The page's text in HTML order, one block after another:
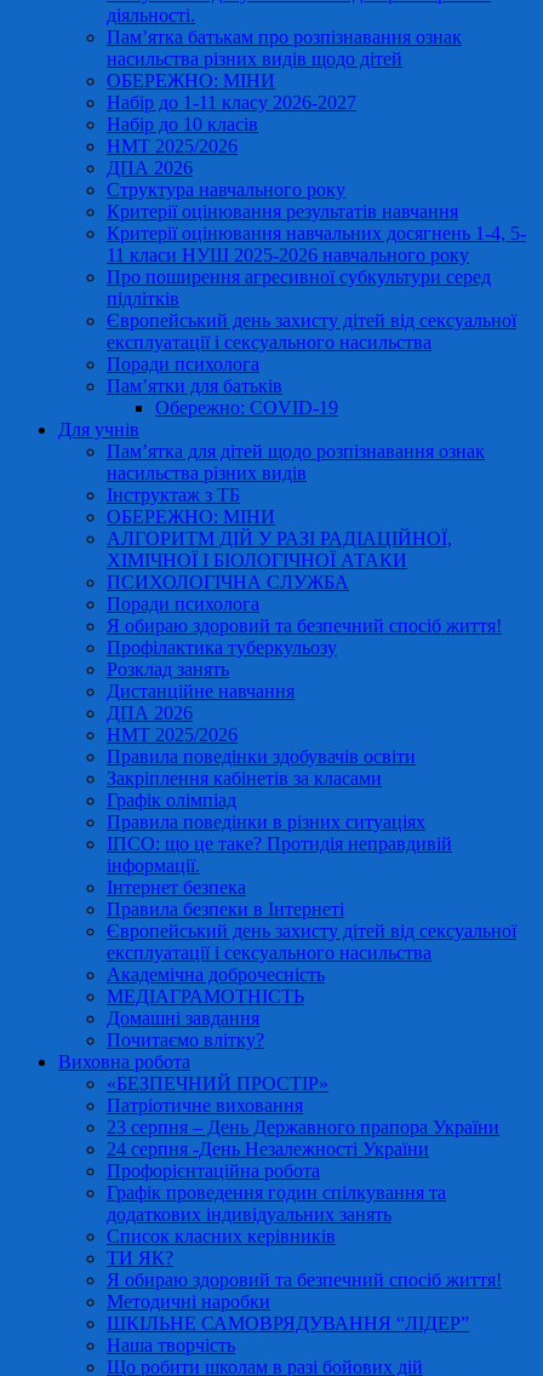
діяльності.
Пам’ятка батькам про розпізнавання ознак
насильства різних видів щодо дітей
ОБЕРЕЖНО: МІНИ
Набір до 1-11 класу 2026-2027
Набір до 10 класів
НМТ 2025/2026
ДПА 2026
Структура навчального року
Критерії оцінювання результатів навчання
Критерії оцінювання навчальних досягнень 1-4, 5-
11 класи НУШ 2025-2026 навчального року
Про поширення агресивної субкультури серед
підлітків
Європейський день захисту дітей від сексуальної
експлуатації і сексуального насильства
Поради психолога
Пам’ятки для батьків
Обережно: COVID-19
Для учнів
Пам’ятка для дітей щодо розпізнавання ознак
насильства різних видів
Інструктаж з ТБ
ОБЕРЕЖНО: МІНИ
АЛГОРИТМ ДІЙ У РАЗІ РАДІАЦІЙНОЇ,
ХІМІЧНОЇ І БІОЛОГІЧНОЇ АТАКИ
ПСИХОЛОГІЧНА СЛУЖБА
Поради психолога
Я обираю здоровий та безпечний спосіб життя!
Профілактика туберкульозу
Розклад занять
Дистанційне навчання
ДПА 2026
НМТ 2025/2026
Правила поведінки здобувачів освіти
Закріплення кабінетів за класами
Графік олімпіад
Правила поведінки в різних ситуаціях
ІПСО: що це таке? Протидія неправдивій
інформації.
Інтернет безпека
Правила безпеки в Інтернеті
Європейський день захисту дітей від сексуальної
експлуатації і сексуального насильства
Академічна доброчесність
МЕДІАГРАМОТНІСТЬ
Домашні завдання
Почитаємо влітку?
Виховна робота
«БЕЗПЕЧНИЙ ПРОСТІР»
Патріотичне виховання
23 серпня – День Державного прапора України
24 серпня -День Незалежності України
Профорієнтаційна робота
Графік проведення годин спілкування та
додаткових індивідуальних занять
Список класних керівників
ТИ ЯК?
Я обираю здоровий та безпечний спосіб життя!
Методичні наробки
ШКІЛЬНЕ САМОВРЯДУВАННЯ “ЛІДЕР”
Наша творчість
Що робити школам в разі бойових дій